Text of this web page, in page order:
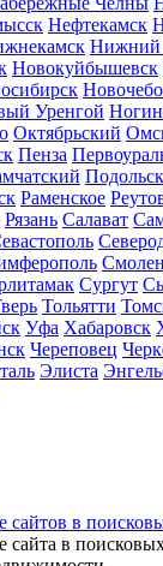
Нефтекамск
Нижний
Новокуйбышевск
Уренгой
Октябрьский
Пенза
Подольск
Раменское
Рязань Салават
Сургут
Тольятти
Уфа Хабаровск
Череповец
Элиста
в
в